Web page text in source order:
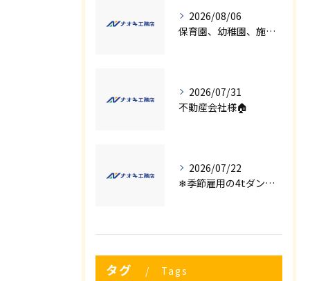
2026/08/06
保育園、幼稚園、施設様！！内装リフォームでお悩み事はございませんか？
2026/07/31
不動産会社様🏠
2026/07/22
❄季節雇用の4tダンプの運転手募集⛄
タグ Tags